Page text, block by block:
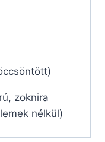
zoknira
nélkül)